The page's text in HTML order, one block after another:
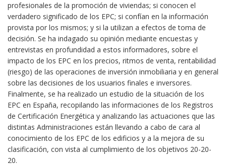
profesionales de la promoción de viviendas; si conocen el
verdadero significado de los EPC; si confían en la información
provista por los mismos; y si la utilizan a efectos de toma de
decisión. Se ha indagado su opinión mediante encuestas y
entrevistas en profundidad a estos informadores, sobre el
impacto de los EPC en los precios, ritmos de venta, rentabilidad
(riesgo) de las operaciones de inversión inmobiliaria y en general
sobre las decisiones de los usuarios finales e inversores.
Finalmente, se ha realizado un estudio de la situación de los
EPC en España, recopilando las informaciones de los Registros
de Certificación Energética y analizando las actuaciones que las
distintas Administraciones están llevando a cabo de cara al
conocimiento de los EPC de los edificios y a la mejora de su
clasificación, con vista al cumplimiento de los objetivos 20-20-
20.